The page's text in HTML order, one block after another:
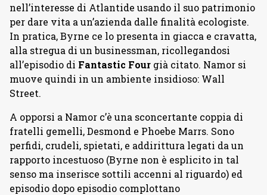
nell’interesse di Atlantide usando il suo patrimonio
per dare vita a un’azienda dalle finalità ecologiste.
In pratica, Byrne ce lo presenta in giacca e cravatta,
alla stregua di un businessman, ricollegandosi
all’episodio di Fantastic Four già citato. Namor si
muove quindi in un ambiente insidioso: Wall
Street.
A opporsi a Namor c’è una sconcertante coppia di
fratelli gemelli, Desmond e Phoebe Marrs. Sono
perfidi, crudeli, spietati, e addirittura legati da un
rapporto incestuoso (Byrne non è esplicito in tal
senso ma inserisce sottili accenni al riguardo) ed
episodio dopo episodio complottano